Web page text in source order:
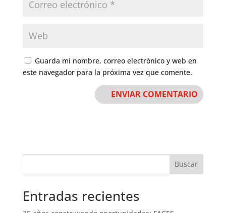
Guarda mi nombre, correo electrónico y web en
este navegador para la próxima vez que comente.
Buscar
Entradas recientes